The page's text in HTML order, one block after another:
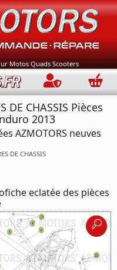
Motos Quads Scooters
Connection
DE CHASSIS Pièces
2013
AZMOTORS neuves
DE CHASSIS
eclatée des pièces